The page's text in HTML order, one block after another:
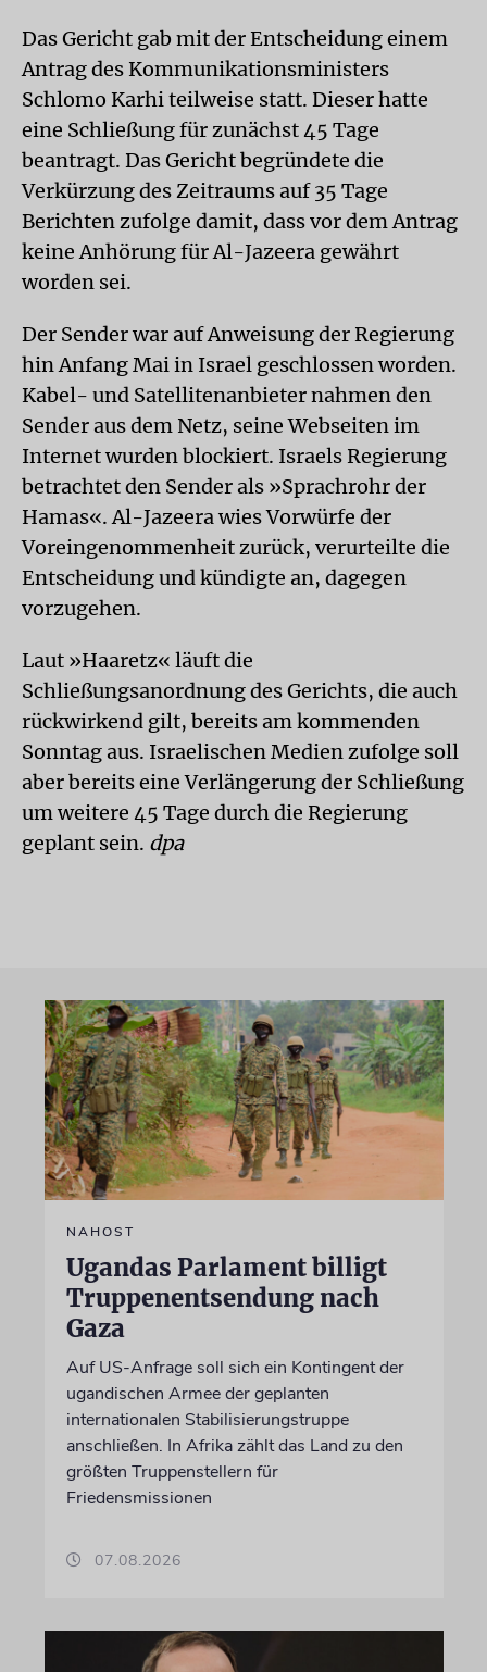
Das Gericht gab mit der Entscheidung einem
Antrag des Kommunikationsministers
Schlomo Karhi teilweise statt. Dieser hatte
eine Schließung für zunächst 45 Tage
beantragt. Das Gericht begründete die
Verkürzung des Zeitraums auf 35 Tage
Berichten zufolge damit, dass vor dem Antrag
keine Anhörung für Al-Jazeera gewährt
worden sei.
Der Sender war auf Anweisung der Regierung
hin Anfang Mai in Israel geschlossen worden.
Kabel- und Satellitenanbieter nahmen den
Sender aus dem Netz, seine Webseiten im
Internet wurden blockiert. Israels Regierung
betrachtet den Sender als »Sprachrohr der
Hamas«. Al-Jazeera wies Vorwürfe der
Voreingenommenheit zurück, verurteilte die
Entscheidung und kündigte an, dagegen
vorzugehen.
Laut »Haaretz« läuft die
Schließungsanordnung des Gerichts, die auch
rückwirkend gilt, bereits am kommenden
Sonntag aus. Israelischen Medien zufolge soll
aber bereits eine Verlängerung der Schließung
um weitere 45 Tage durch die Regierung
geplant sein. dpa
NAHOST
Ugandas Parlament billigt
Truppenentsendung nach
Gaza
Auf US-Anfrage soll sich ein Kontingent der
ugandischen Armee der geplanten
internationalen Stabilisierungstruppe
anschließen. In Afrika zählt das Land zu den
größten Truppenstellern für
Friedensmissionen
07.08.2026